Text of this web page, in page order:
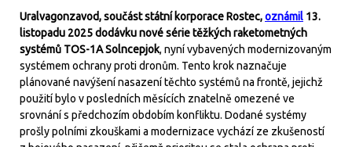
Uralvagonzavod, součást státní korporace Rostec,oznámil 13.
listopadu 2025 dodávku nové série těžkých raketometných
systémů TOS-1A Solncepjok, nyní vybavených modernizovaným
systémem ochrany proti dronům. Tento krok naznačuje
plánované navýšení nasazení těchto systémů na frontě, jejichž
použití bylo v posledních měsících znatelně omezené ve
srovnání s předchozím obdobím konfliktu. Dodané systémy
prošly polními zkouškami a modernizace vychází ze zkušeností